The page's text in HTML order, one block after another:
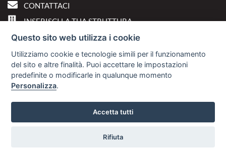
CONTATTACI
INSERISCI LA TUA STRUTTURA
PREFERENZE COOKIE
DOVE SIAMO
Via A. Costa, 2 - 63822
Sviluppo Turismo Italia S.r.L. unipersonale
Questo sito web utilizza i cookie
Utilizziamo cookie e tecnologie simili per il funzionamento
del sito e altre finalità. Puoi accettare le impostazioni
predefinite o modificarle in qualunque momento
Personalizza.
Accetta tutti
Rifiuta